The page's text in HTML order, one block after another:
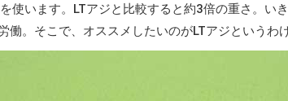
使います。LTアジと比較すると約3倍の重さ。い
働。そこで、オススメしたいのがLTアジというわけ